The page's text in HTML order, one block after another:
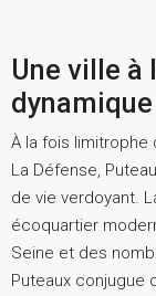
Une ville à
dynamique
À la fois limitrophe
La Défense,
de vie verdoyant.
écoquartier
Seine et des
Puteaux conjugue